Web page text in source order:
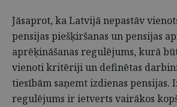
Jāsaprot, ka Latvijā nepastāv
pensijas piešķiršanas un pensijas
aprēķināšanas regulējums, kurā
vienoti kritēriji un definētas
tiesībām saņemt izdienas pensijas.
regulējums ir ietverts vairākos kopš